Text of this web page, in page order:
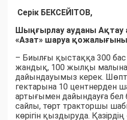
Серік БЕКСЕЙІТОВ,
Шыңғырлау ауданы Ақтау
«Азат» шаруа
– Биылғы қыстаққа 300 бас
жандық, 100 жылқы
дайындауымыз керек.
гектарына 10 центнерден
артығымен дайындауға бел
сайлы, төрт тракторшы
көрігін қыздыруда.